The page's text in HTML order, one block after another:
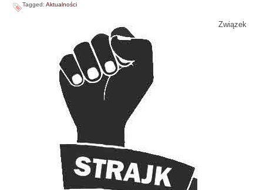
Tagged:Aktualności
Związek